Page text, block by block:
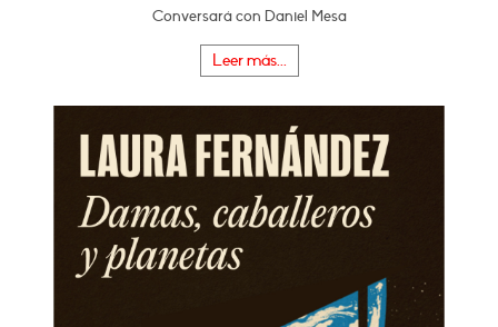
Conversará con Daniel Mesa
Leer más...